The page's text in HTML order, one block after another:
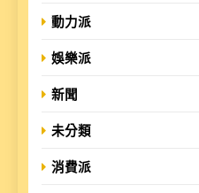
動力派
娛樂派
新聞
未分類
消費派